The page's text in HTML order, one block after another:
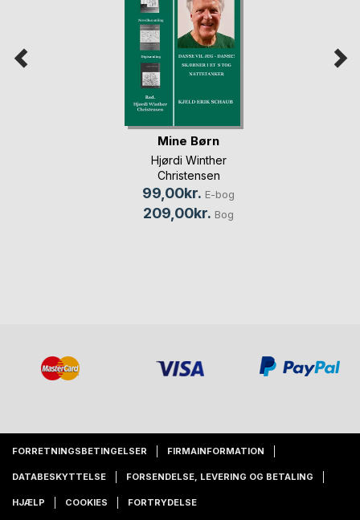
Mine Børn
Hjørdi Winther
Christensen
99,00kr. E-bog
209,00kr. Bog
FORRETNINGSBETINGELSER FIRMAINFORMATION
DATABESKYTTELSE FORSENDELSE, LEVERING OG BETALING
HJÆLP COOKIES FORTRYDELSE